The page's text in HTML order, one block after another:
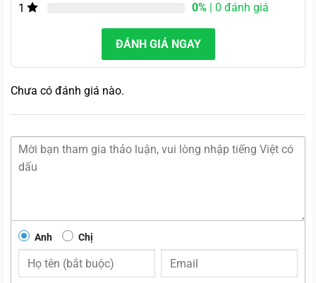
1 0% | 0 đánh giá
ĐÁNH GIÁ NGAY
Chưa có đánh giá nào.
Anh Chị